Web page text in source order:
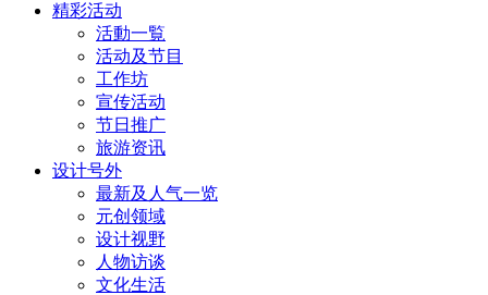
精彩活动
活動一覧
活动及节目
工作坊
宣传活动
节日推广
旅游资讯
设计号外
最新及人气一览
元创领域
设计视野
人物访谈
文化生活